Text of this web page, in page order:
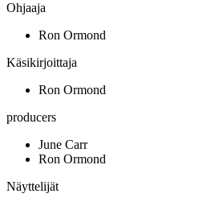
Ohjaaja
Ron Ormond
Käsikirjoittaja
Ron Ormond
producers
June Carr
Ron Ormond
Näyttelijät